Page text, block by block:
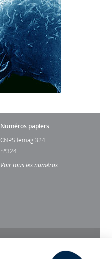
Numéros papiers
CNRS lemag 324
n°324
Voir tous les numéros